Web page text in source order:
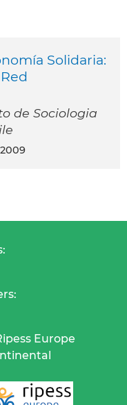
Solidaria:
de Sociologia
Europe